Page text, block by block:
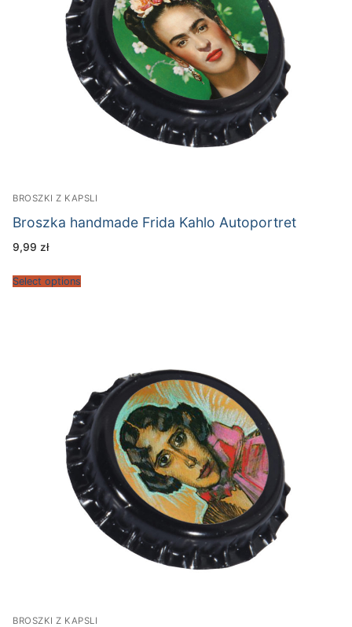
BROSZKI Z KAPSLI
Broszka handmade Frida Kahlo Autoportret
9,99 zł
Select options
BROSZKI Z KAPSLI